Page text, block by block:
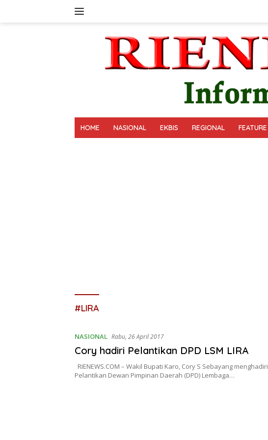
HOME NASIONAL EKBIS REGIONAL FEATURE
#LIRA
NASIONAL Rabu, 26 April 2017
Cory hadiri Pelantikan DPD LSM LIRA
RIENEWS.COM – Wakil Bupati Karo, Cory S Sebayang menghadiri
Pelantikan Dewan Pimpinan Daerah (DPD) Lembaga…